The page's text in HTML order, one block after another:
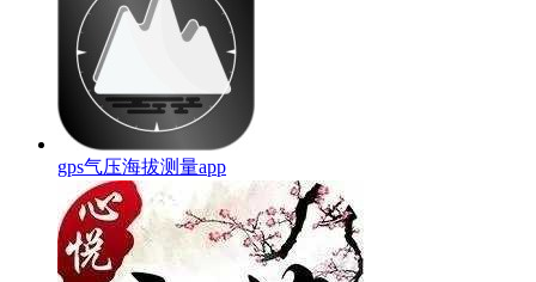
gps气压海拔测量app